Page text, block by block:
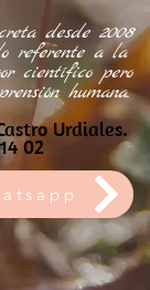
Urdiales.
02
desde 2008
referente a la
científico pero
humana.